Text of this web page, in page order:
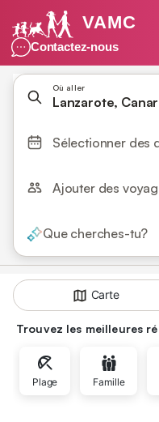
VAMC
Contactez-nous
Où aller
Lanzarote,
Sélectionner des
Ajouter des
Que cherches-tu?
Carte
Trouvez les meilleures
Plage Famille